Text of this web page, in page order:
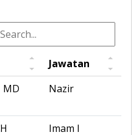
Jawatan
MD
Nazir
Imam I